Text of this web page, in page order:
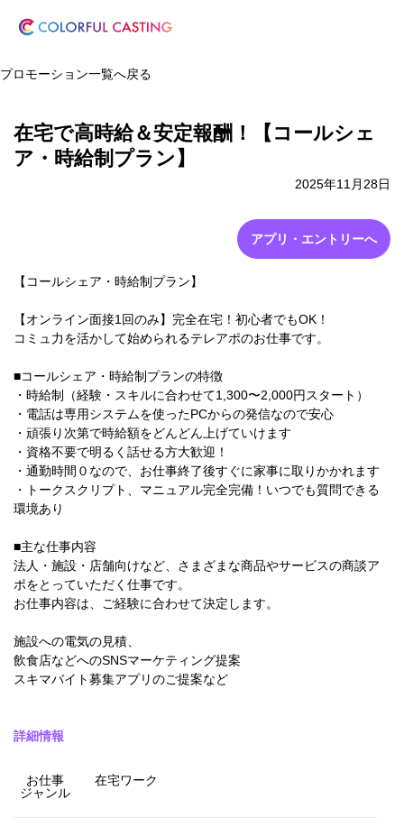
プロモーション一覧へ戻る
在宅で高時給＆安定報酬！【コールシェ
ア・時給制プラン】
2025年11月28日
アプリ・エントリーへ
【コールシェア・時給制プラン】
【オンライン面接1回のみ】完全在宅！初心者でもOK！
コミュ力を活かして始められるテレアポのお仕事です。
■コールシェア・時給制プランの特徴
・時給制（経験・スキルに合わせて1,300〜2,000円スタート）
・電話は専用システムを使ったPCからの発信なので安心
・頑張り次第で時給額をどんどん上げていけます
・資格不要で明るく話せる方大歓迎！
・通勤時間０なので、お仕事終了後すぐに家事に取りかかれます
・トークスクリプト、マニュアル完全完備！いつでも質問できる
環境あり
■主な仕事内容
法人・施設・店舗向けなど、さまざまな商品やサービスの商談ア
ポをとっていただく仕事です。
お仕事内容は、ご経験に合わせて決定します。
施設への電気の見積、
飲食店などへのSNSマーケティング提案
スキマバイト募集アプリのご提案など
詳細情報
お仕事
ジャンル
在宅ワーク